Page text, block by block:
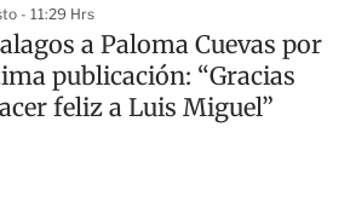
- 11:29 Hrs
a Paloma Cuevas por
publicación: “Gracias
feliz a Luis Miguel”